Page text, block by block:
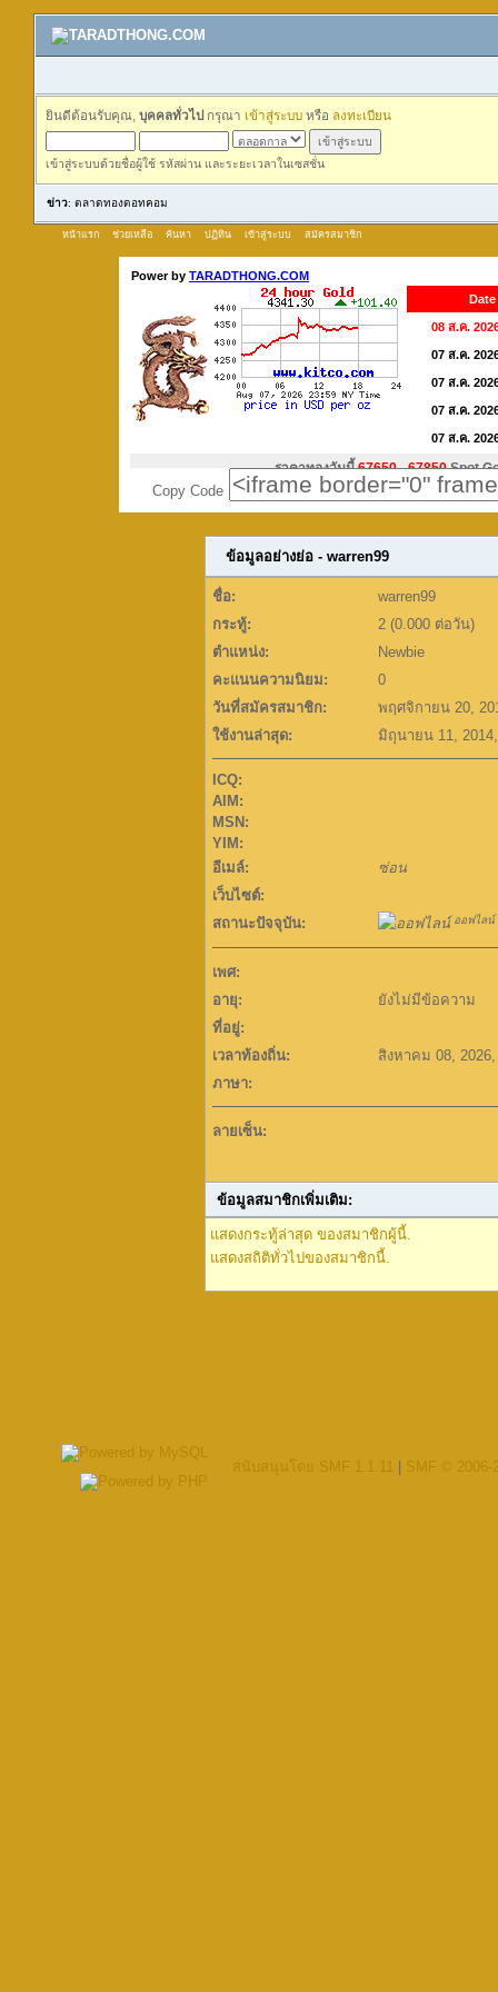
ยินดีต้อนรับคุณ, บุคคลทั่วไป กรุณา เข้าสู่ระบบ หรือ ลงทะเบียน
เข้าสู่ระบบด้วยชื่อผู้ใช้ รหัสผ่าน และระยะเวลาในเซสชั่น
ข่าว: ตลาดทองดอทคอม
หน้าแรก ช่วยเหลือ ค้นหา ปฏิทิน เข้าสู่ระบบ สมัครสมาชิก
Copy Code
ข้อมูลอย่างย่อ - warren99
ชื่อ:
warren99
กระทู้:
2 (0.000 ต่อวัน)
ตำแหน่ง:
Newbie
คะแนนความนิยม:
0
วันที่สมัครสมาชิก:
พฤศจิกายน 20,
ใช้งานล่าสุด:
มิถุนายน 11,
ICQ:
AIM:
MSN:
YIM:
อีเมล์:
ซ่อน
เว็บไซต์:
สถานะปัจจุบัน:
ออฟไลน์
เพศ:
อายุ:
ยังไม่มีข้อความ
ที่อยู่:
เวลาท้องถิ่น:
สิงหาคม 08,
ภาษา:
ลายเซ็น:
ข้อมูลสมาชิกเพิ่มเติม:
แสดงกระทู้ล่าสุด ของสมาชิกผู้นี้.
แสดงสถิติทั่วไปของสมาชิกนี้.
สนับสนุนโดย SMF 1.1.11 | SMF © 2006-